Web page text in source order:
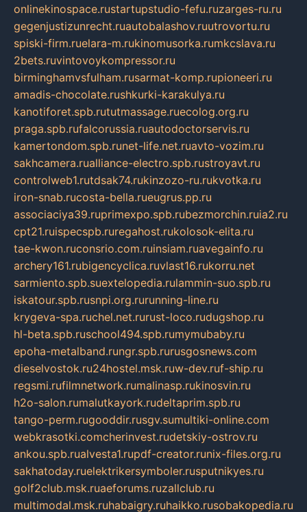
onlinekinospace.rustartupstudio-fefu.ruzarges-ru.ru
gegenjustizunrecht.ruautobalashov.ruutrovortu.ru
spiski-firm.ruelara-m.rukinomusorka.rumkcslava.ru
2bets.ruvintovoykompressor.ru
birminghamvsfulham.rusarmat-komp.rupioneeri.ru
amadis-chocolate.rushkurki-karakulya.ru
kanotiforet.spb.rututmassage.ruecolog.org.ru
praga.spb.rufalcorussia.ruautodoctorservis.ru
kamertondom.spb.runet-life.net.ruavto-vozim.ru
sakhcamera.rualliance-electro.spb.rustroyavt.ru
controlweb1.rutdsak74.rukinzozo-ru.rukvotka.ru
iron-snab.rucosta-bella.rueugrus.pp.ru
associaciya39.ruprimexpo.spb.rubezmorchin.ruia2.ru
cpt21.ruispecspb.ruregahost.rukolosok-elita.ru
tae-kwon.ruconsrio.com.ruinsiam.ruavegainfo.ru
archery161.rubigencyclica.ruvlast16.rukorru.net
sarmiento.spb.suextelopedia.rulammin-suo.spb.ru
iskatour.spb.rusnpi.org.rurunning-line.ru
krygeva-spa.ruchel.net.rurust-loco.rudugshop.ru
hl-beta.spb.ruschool494.spb.rumymubaby.ru
epoha-metalband.rungr.spb.rurusgosnews.com
dieselvostok.ru24hostel.msk.ruw-dev.ruf-ship.ru
regsmi.rufilmnetwork.rumalinasp.rukinosvin.ru
h2o-salon.rumalutkayork.rudeltaprim.spb.ru
tango-perm.rugooddir.rusgv.sumultiki-online.com
webkrasotki.comcherinvest.rudetskiy-ostrov.ru
ankou.spb.rualvesta1.rupdf-creator.runix-files.org.ru
sakhatoday.ruelektrikersymboler.rusputnikyes.ru
golf2club.msk.ruaeforums.ruzallclub.ru
multimodal.msk.ruhabaigry.ruhaikko.rusobakopedia.ru